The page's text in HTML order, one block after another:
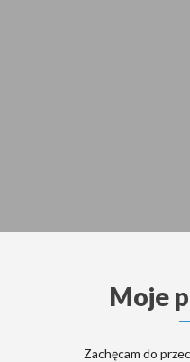
Moje
Zachęcam do